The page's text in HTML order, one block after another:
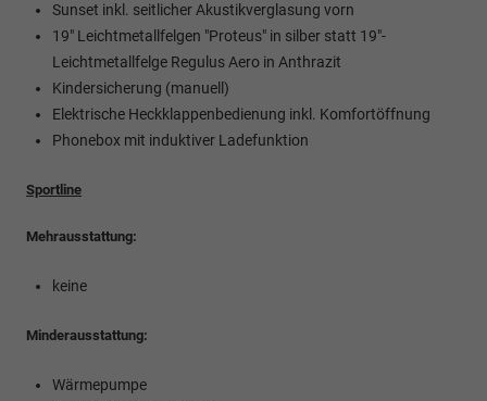
Sunset inkl. seitlicher Akustikverglasung vorn
19" Leichtmetallfelgen "Proteus" in silber statt 19"-
Leichtmetallfelge Regulus Aero in Anthrazit
Kindersicherung (manuell)
Elektrische Heckklappenbedienung inkl. Komfortöffnung
Phonebox mit induktiver Ladefunktion
Sportline
Mehrausstattung:
keine
Minderausstattung:
Wärmepumpe